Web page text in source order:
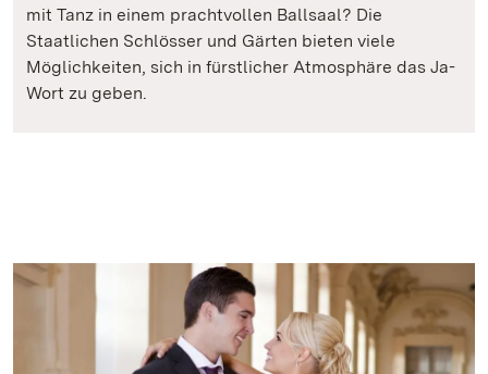
mit Tanz in einem prachtvollen Ballsaal? Die
Staatlichen Schlösser und Gärten bieten viele
Möglichkeiten, sich in fürstlicher Atmosphäre das Ja-
Wort zu geben.